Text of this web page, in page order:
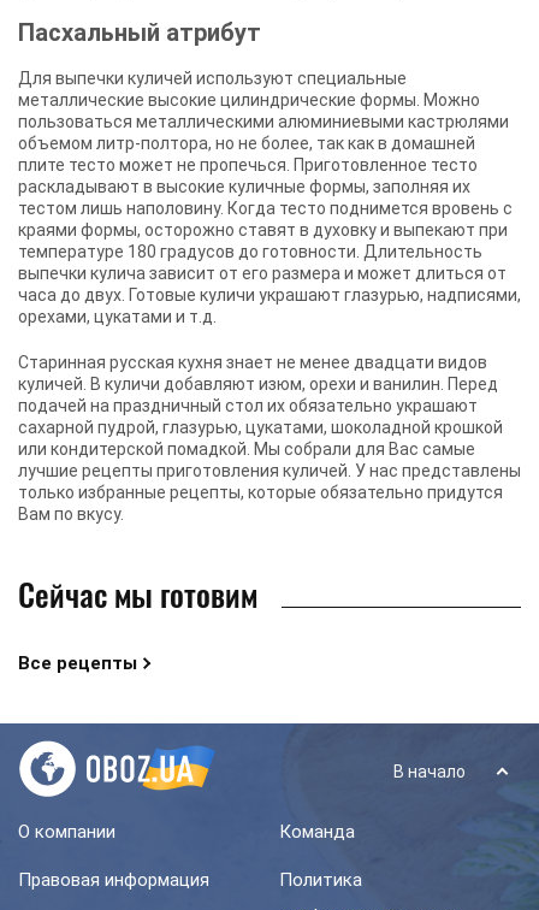
Пасхальный атрибут
Для выпечки куличей используют специальные
металлические высокие цилиндрические формы. Можно
пользоваться металлическими алюминиевыми кастрюлями
объемом литр-полтора, но не более, так как в домашней
плите тесто может не пропечься. Приготовленное тесто
раскладывают в высокие куличные формы, заполняя их
тестом лишь наполовину. Когда тесто поднимется вровень с
краями формы, осторожно ставят в духовку и выпекают при
температуре 180 градусов до готовности. Длительность
выпечки кулича зависит от его размера и может длиться от
часа до двух. Готовые куличи украшают глазурью, надписями,
орехами, цукатами и т.д.
Старинная русская кухня знает не менее двадцати видов
куличей. В куличи добавляют изюм, орехи и ванилин. Перед
подачей на праздничный стол их обязательно украшают
сахарной пудрой, глазурью, цукатами, шоколадной крошкой
или кондитерской помадкой. Мы собрали для Вас самые
лучшие рецепты приготовления куличей. У нас представлены
только избранные рецепты, которые обязательно придутся
Вам по вкусу.
Сейчас мы готовим
Все рецепты
В начало
О компании Команда
Правовая информация
Политика